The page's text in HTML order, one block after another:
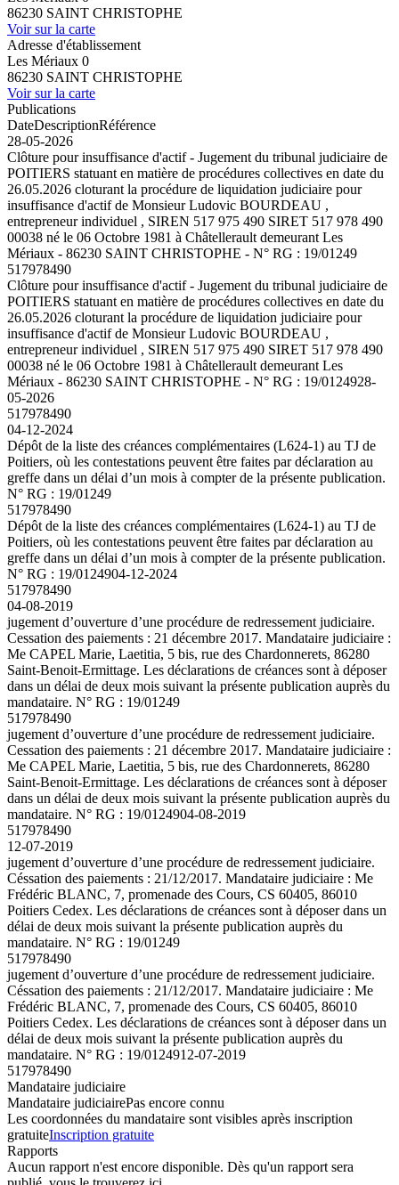
86230 SAINT CHRISTOPHE
Voir sur la carte
Adresse d'établissement
Les Mériaux 0
86230 SAINT CHRISTOPHE
Voir sur la carte
Publications
DateDescriptionRéférence
28-05-2026
Clôture pour insuffisance d'actif - Jugement du tribunal judiciaire de
POITIERS statuant en matière de procédures collectives en date du
26.05.2026 cloturant la procédure de liquidation judiciaire pour
insuffisance d'actif de Monsieur Ludovic BOURDEAU ,
entrepreneur individuel , SIREN 517 975 490 SIRET 517 978 490
00038 né le 06 Octobre 1981 à Châtellerault demeurant Les
Mériaux - 86230 SAINT CHRISTOPHE - N° RG : 19/01249
517978490
Clôture pour insuffisance d'actif - Jugement du tribunal judiciaire de
POITIERS statuant en matière de procédures collectives en date du
26.05.2026 cloturant la procédure de liquidation judiciaire pour
insuffisance d'actif de Monsieur Ludovic BOURDEAU ,
entrepreneur individuel , SIREN 517 975 490 SIRET 517 978 490
00038 né le 06 Octobre 1981 à Châtellerault demeurant Les
Mériaux - 86230 SAINT CHRISTOPHE - N° RG : 19/0124928-
05-2026
517978490
04-12-2024
Dépôt de la liste des créances complémentaires (L624-1) au TJ de
Poitiers, où les contestations peuvent être faites par déclaration au
greffe dans un délai d’un mois à compter de la présente publication.
N° RG : 19/01249
517978490
Dépôt de la liste des créances complémentaires (L624-1) au TJ de
Poitiers, où les contestations peuvent être faites par déclaration au
greffe dans un délai d’un mois à compter de la présente publication.
N° RG : 19/0124904-12-2024
517978490
04-08-2019
jugement d’ouverture d’une procédure de redressement judiciaire.
Cessation des paiements : 21 décembre 2017. Mandataire judiciaire :
Me CAPEL Marie, Laetitia, 5 bis, rue des Chardonnerets, 86280
Saint-Benoit-Ermittage. Les déclarations de créances sont à déposer
dans un délai de deux mois suivant la présente publication auprès du
mandataire. N° RG : 19/01249
517978490
jugement d’ouverture d’une procédure de redressement judiciaire.
Cessation des paiements : 21 décembre 2017. Mandataire judiciaire :
Me CAPEL Marie, Laetitia, 5 bis, rue des Chardonnerets, 86280
Saint-Benoit-Ermittage. Les déclarations de créances sont à déposer
dans un délai de deux mois suivant la présente publication auprès du
mandataire. N° RG : 19/0124904-08-2019
517978490
12-07-2019
jugement d’ouverture d’une procédure de redressement judiciaire.
Céssation des paiements : 21/12/2017. Mandataire judiciaire : Me
Frédéric BLANC, 7, promenade des Cours, CS 60405, 86010
Poitiers Cedex. Les déclarations de créances sont à déposer dans un
délai de deux mois suivant la présente publication auprès du
mandataire. N° RG : 19/01249
517978490
jugement d’ouverture d’une procédure de redressement judiciaire.
Céssation des paiements : 21/12/2017. Mandataire judiciaire : Me
Frédéric BLANC, 7, promenade des Cours, CS 60405, 86010
Poitiers Cedex. Les déclarations de créances sont à déposer dans un
délai de deux mois suivant la présente publication auprès du
mandataire. N° RG : 19/0124912-07-2019
517978490
Mandataire judiciaire
Mandataire judiciairePas encore connu
Les coordonnées du mandataire sont visibles après inscription
gratuiteInscription gratuite
Rapports
Aucun rapport n'est encore disponible. Dès qu'un rapport sera